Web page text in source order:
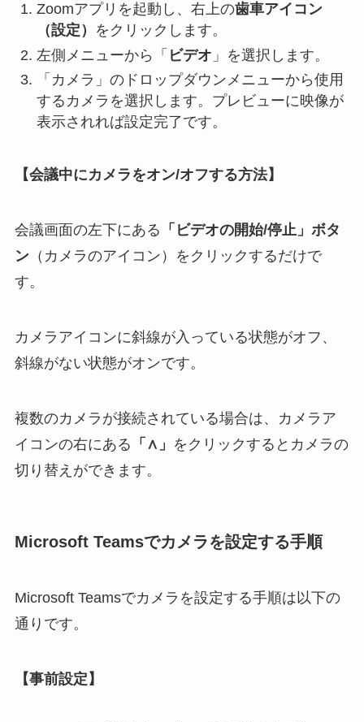
Zoomアプリを起動し、右上の歯車アイコン
（設定）
をクリックします。
左側メニューから「 ビデオ 」を選択します。
「カメラ」のドロップダウンメニューから使用
するカメラを選択します。プレビューに映像が
表示されれば設定完了です。
【会議中にカメラをオン/オフする方法】
会議画面の左下にある 「ビデオの開始/停止」ボタ
ン（カメラのアイコン）をクリックするだけで
す。
カメラアイコンに斜線が入っている状態がオフ、
斜線がない状態がオンです。
複数のカメラが接続されている場合は、カメラア
イコンの右にある 「∧」 をクリックするとカメラの
切り替えができます。
Microsoft Teamsでカメラを設定する手順
Microsoft Teamsでカメラを設定する手順は以下の
通りです。
【事前設定】